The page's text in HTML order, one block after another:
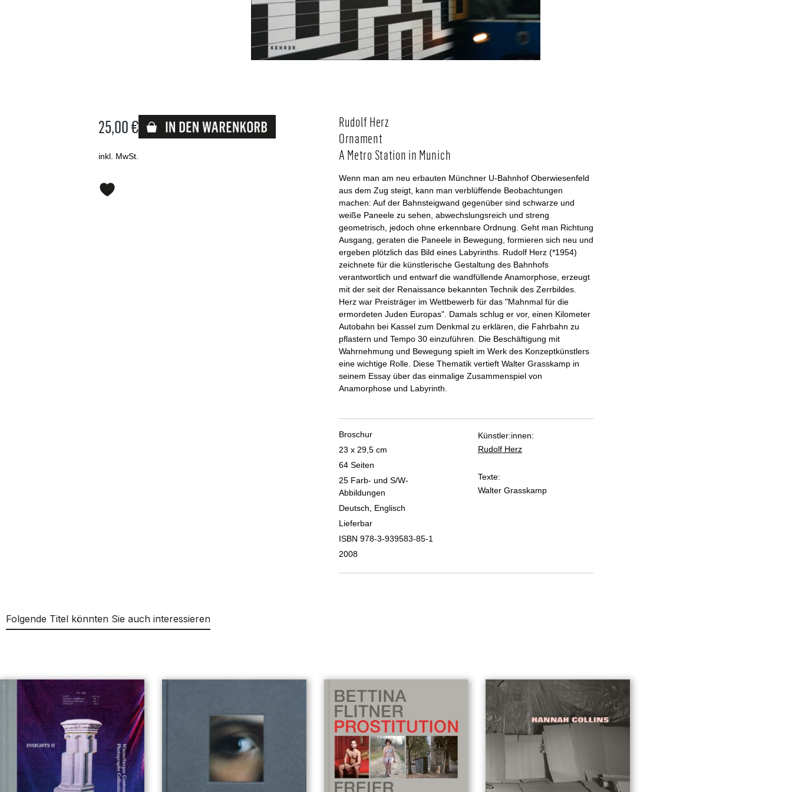
inkl. MwSt.
25,00 € Lieferbar
Rudolf Herz
Ornament
A Metro Station in Munich
Wenn man am neu erbauten Münchner U-Bahnhof Oberwiesenfeld
aus dem Zug steigt, kann man verblüffende Beobachtungen
machen: Auf der Bahnsteigwand gegenüber sind schwarze und
weiße Paneele zu sehen, abwechslungsreich und streng
geometrisch, jedoch ohne erkennbare Ordnung. Geht man Richtung
Ausgang, geraten die Paneele in Bewegung, formieren sich neu und
ergeben plötzlich das Bild eines Labyrinths. Rudolf Herz (*1954)
zeichnete für die künstlerische Gestaltung des Bahnhofs
verantwortlich und entwarf die wandfüllende Anamorphose, erzeugt
mit der seit der Renaissance bekannten Technik des Zerrbildes.
Herz war Preisträger im Wettbewerb für das "Mahnmal für die
ermordeten Juden Europas". Damals schlug er vor, einen Kilometer
Autobahn bei Kassel zum Denkmal zu erklären, die Fahrbahn zu
pflastern und Tempo 30 einzuführen. Die Beschäftigung mit
Wahrnehmung und Bewegung spielt im Werk des Konzeptkünstlers
eine wichtige Rolle. Diese Thematik vertieft Walter Grasskamp in
seinem Essay über das einmalige Zusammenspiel von
Anamorphose und Labyrinth.
Broschur
23 x 29,5 cm
64 Seiten
25 Farb- und S/W-
Abbildungen
Deutsch, Englisch
Lieferbar
ISBN 978-3-939583-85-1
2008
Künstler:innen:
Rudolf Herz
Texte:
Walter Grasskamp
Folgende Titel könnten Sie auch interessieren